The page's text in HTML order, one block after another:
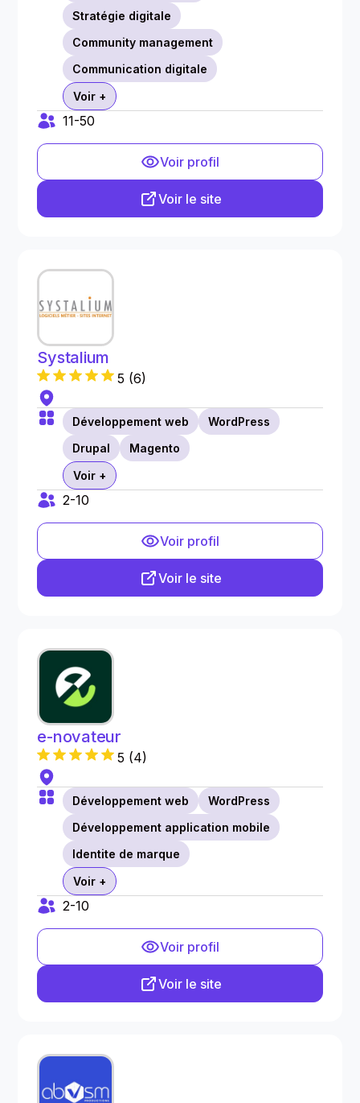
Stratégie digitale
Community management
Communication digitale
Voir +
11-50
Voir profil
Voir le site
Systalium
5 (6)
Développement web
WordPress
Drupal
Magento
Voir +
2-10
Voir profil
Voir le site
e-novateur
5 (4)
Développement web
WordPress
Développement application mobile
Identite de marque
Voir +
2-10
Voir profil
Voir le site